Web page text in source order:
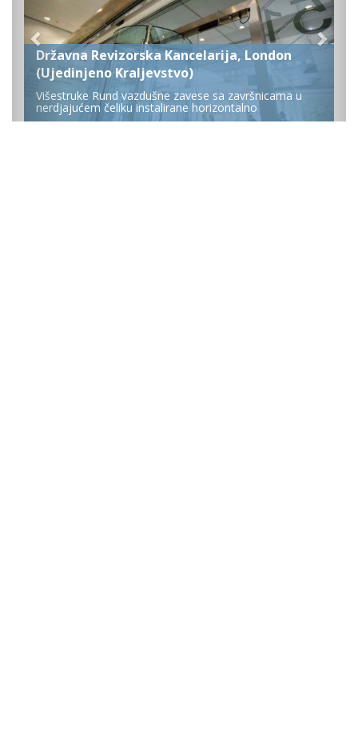
Državna Revizorska Kancelarija, London
(Ujedinjeno Kraljevstvo)
Višestruke Rund vazdušne zavese sa završnicama u
nerdjajućem čeliku instalirane horizontalno